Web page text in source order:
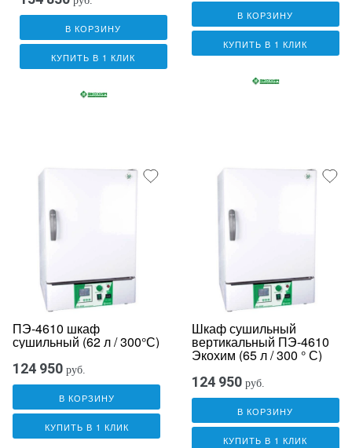
В КОРЗИНУ
КУПИТЬ В 1 КЛИК
В КОРЗИНУ
КУПИТЬ В 1 КЛИК
ПЭ-4610 шкаф
сушильный (62 л / 300°С)
124 950 руб.
В КОРЗИНУ
КУПИТЬ В 1 КЛИК
Шкаф сушильный
вертикальный ПЭ-4610
Экохим (65 л / 300 ° С)
124 950 руб.
В КОРЗИНУ
КУПИТЬ В 1 КЛИК